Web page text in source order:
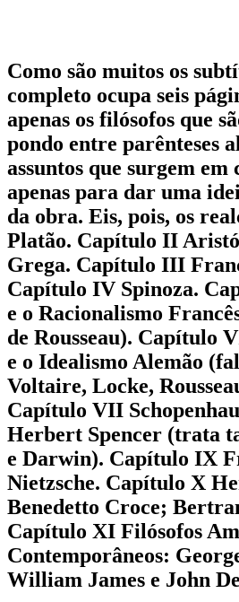
Como são muitos os
completo ocupa seis
apenas os filósofos que
pondo entre parênteses
assuntos que surgem em
apenas para dar uma
da obra. Eis, pois, os
Platão. Capítulo II
Grega. Capítulo III
Capítulo IV Spinoza.
e o Racionalismo
de Rousseau). Capítulo
e o Idealismo Alemão
Voltaire, Locke,
Capítulo VII
Herbert Spencer (trata
e Darwin). Capítulo IX
Nietzsche. Capítulo X
Benedetto Croce;
Capítulo XI Filósofos
Contemporâneos:
William James e John